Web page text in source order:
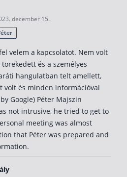
december 15.
velem a kapcsolatot. Nem volt
és a személyes
hangulatban telt amellett,
volt és minden információval
Google) Péter Majszin
not intrusive, he tried to get to
meeting was almost
that Péter was prepared and